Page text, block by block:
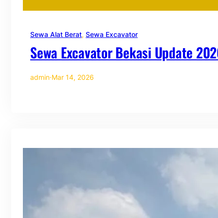
Sewa Alat Berat, Sewa Excavator
Sewa Excavator Bekasi Update
admin·Mar 14, 2026